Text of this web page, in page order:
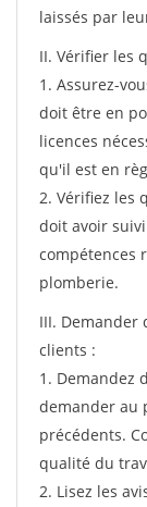
laissés par
II. Vérifier les
1. Assurez-
doit être en
licences
qu'il est en
2. Vérifiez les
doit avoir
compétences
plomberie.
III. Demander
clients :
1. Demandez
demander au
précédents.
qualité du
2. Lisez les